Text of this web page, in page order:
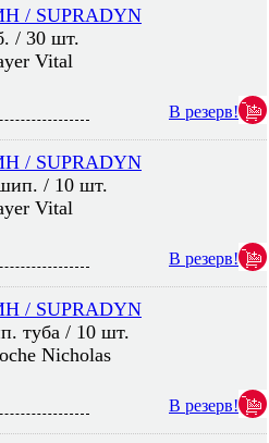
/ SUPRADYN
/ 30 шт.
Vital
В резерв!
/ SUPRADYN
/ 10 шт.
Vital
В резерв!
/ SUPRADYN
туба / 10 шт.
Nicholas
В резерв!